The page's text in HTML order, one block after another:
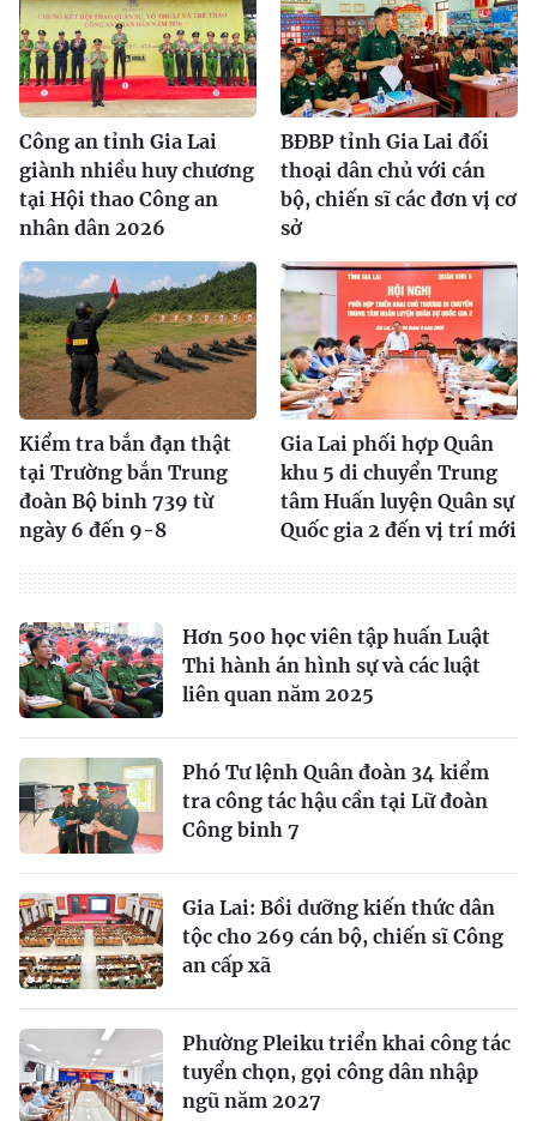
Công an tỉnh Gia Lai
giành nhiều huy chương
tại Hội thao Công an
nhân dân 2026
BĐBP tỉnh Gia Lai đối
thoại dân chủ với cán
bộ, chiến sĩ các đơn vị cơ
sở
Kiểm tra bắn đạn thật
tại Trường bắn Trung
đoàn Bộ binh 739 từ
ngày 6 đến 9-8
Gia Lai phối hợp Quân
khu 5 di chuyển Trung
tâm Huấn luyện Quân sự
Quốc gia 2 đến vị trí mới
Hơn 500 học viên tập huấn Luật
Thi hành án hình sự và các luật
liên quan năm 2025
Phó Tư lệnh Quân đoàn 34 kiểm
tra công tác hậu cần tại Lữ đoàn
Công binh 7
Gia Lai: Bồi dưỡng kiến thức dân
tộc cho 269 cán bộ, chiến sĩ Công
an cấp xã
Phường Pleiku triển khai công tác
tuyển chọn, gọi công dân nhập
ngũ năm 2027